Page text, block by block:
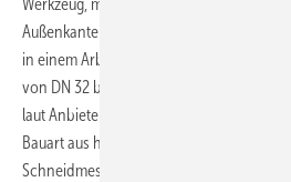
Werkzeug, mit dem das Entgraten und
Außenkanten von dünnwandigen bis
in einem Arbeitsgang möglich ist. Das
von DN 32 bis DN 110 geeignet. Mit
laut Anbieter kraftschonend gearbeitet
Bauart aus hartem Kunststoff und sein
Schneidmesser eine lange Lebensdauer